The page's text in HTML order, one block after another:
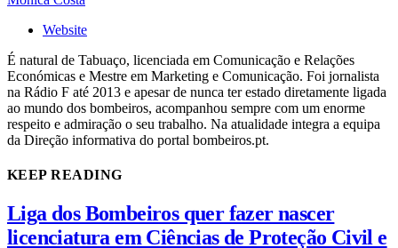
Website
É natural de Tabuaço, licenciada em Comunicação e Relações
Económicas e Mestre em Marketing e Comunicação. Foi jornalista
na Rádio F até 2013 e apesar de nunca ter estado diretamente ligada
ao mundo dos bombeiros, acompanhou sempre com um enorme
respeito e admiração o seu trabalho. Na atualidade integra a equipa
da Direção informativa do portal bombeiros.pt.
KEEP READING
Liga dos Bombeiros quer fazer nascer
licenciatura em Ciências de Proteção Civil e